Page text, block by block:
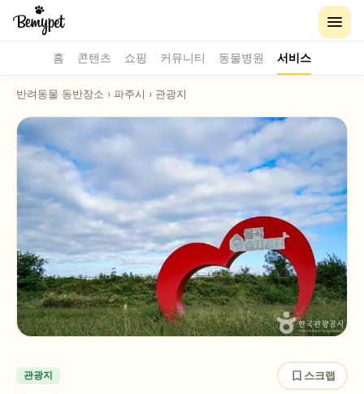
홈 콘텐츠 쇼핑 커뮤니티 동물병원 서비스
반려동물 동반장소 › 파주시 › 관광지
관광지 스크랩